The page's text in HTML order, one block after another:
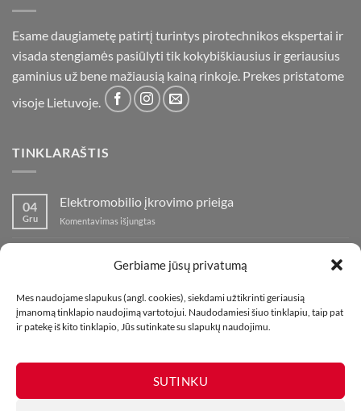
Gerbiame jūsų privatumą
Mes naudojame slapukus (angl. cookies), siekdami užtikrinti geriausią
įmanomą tinklapio naudojimą vartotojui. Naudodamiesi šiuo tinklapiu, taip pat
ir patekę iš kito tinklapio, Jūs sutinkate su slapukų naudojimu.
SUTINKU
Esame daugiametę patirtį turintys pirotechnikos ekspertai ir
visada stengiamės pasiūlyti tik kokybiškiausius ir geriausius
gaminius už bene mažiausią kainą rinkoje. Prekes pristatome
visoje Lietuvoje.
TINKLARAŠTIS
04
Gru
Elektromobilio įkrovimo prieiga
Komentavimas išjungtas
prieiga
įraše
fejerverkų
parduotuvė
Klaipedoje!
01
Lap
Kaip fotografuoti fejerverkus
Komentavimas išjungtasįraše